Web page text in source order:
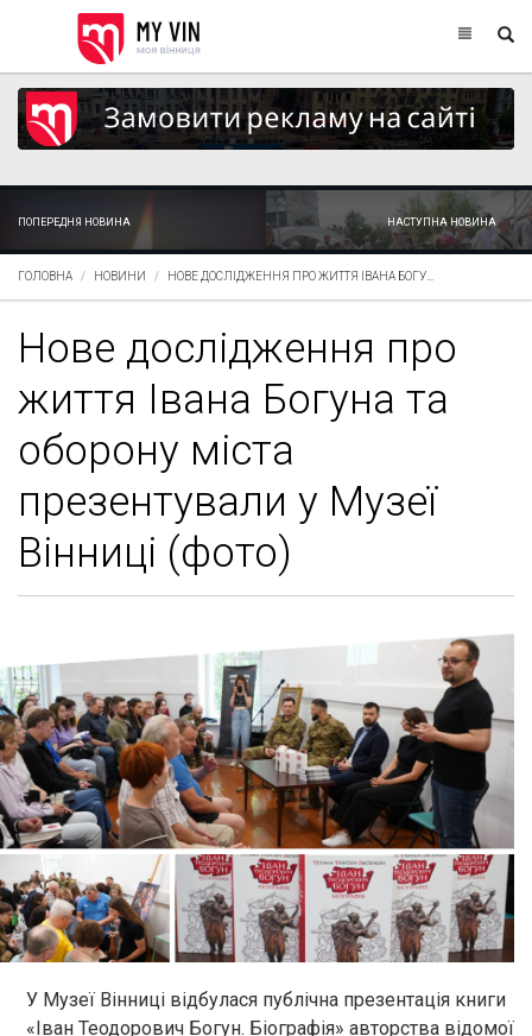
ПОПЕРЕДНЯ НОВИНА НАСТУПНА НОВИНА
ГОЛОВНА НОВИНИ НОВЕ ДОСЛІДЖЕННЯ ПРО ЖИТТЯ ІВАНА БОГУ...
Нове дослідження про
життя Івана Богуна та
оборону міста
презентували у Музеї
Вінниці (фото)
У Музеї Вінниці відбулася публічна презентація книги
«Іван Теодорович Богун. Біографія» авторства відомої